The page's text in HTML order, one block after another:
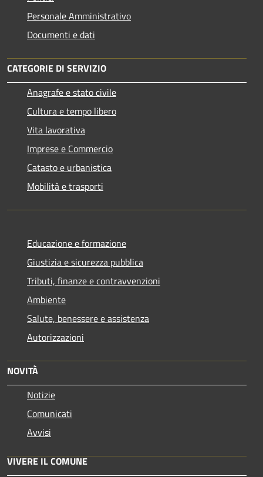
Personale Amministrativo
Documenti e dati
CATEGORIE DI SERVIZIO
Anagrafe e stato civile
Cultura e tempo libero
Vita lavorativa
Imprese e Commercio
Catasto e urbanistica
Mobilità e trasporti
Educazione e formazione
Giustizia e sicurezza pubblica
Tributi, finanze e contravvenzioni
Ambiente
Salute, benessere e assistenza
Autorizzazioni
NOVITÀ
Notizie
Comunicati
Avvisi
VIVERE IL COMUNE